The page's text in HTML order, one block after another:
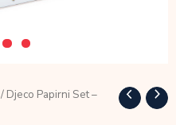
/ Djeco Papirni Set –